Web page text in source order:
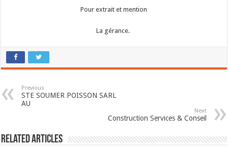
Pour extrait et mention
La gérance.
Previous
STE SOUMER POISSON SARL
AU
Next
Construction Services & Conseil
Related Articles